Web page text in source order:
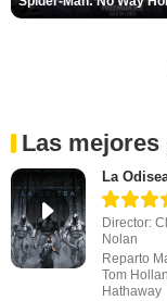
Las
La
Director:
Nolan
Reparto
Tom
Hathaway